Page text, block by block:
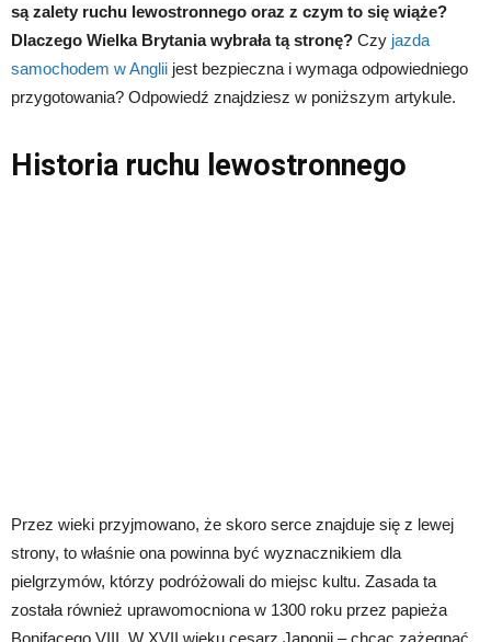
są zalety ruchu lewostronnego oraz z czym to się wiąże?
Dlaczego Wielka Brytania wybrała tą stronę? Czy jazda
samochodem w Anglii jest bezpieczna i wymaga odpowiedniego
przygotowania? Odpowiedź znajdziesz w poniższym artykule.
Historia ruchu lewostronnego
Przez wieki przyjmowano, że skoro serce znajduje się z lewej
strony, to właśnie ona powinna być wyznacznikiem dla
pielgrzymów, którzy podróżowali do miejsc kultu. Zasada ta
została również uprawomocniona w 1300 roku przez papieża
Bonifacego VIII. W XVII wieku cesarz Japonii – chcąc zażegnać